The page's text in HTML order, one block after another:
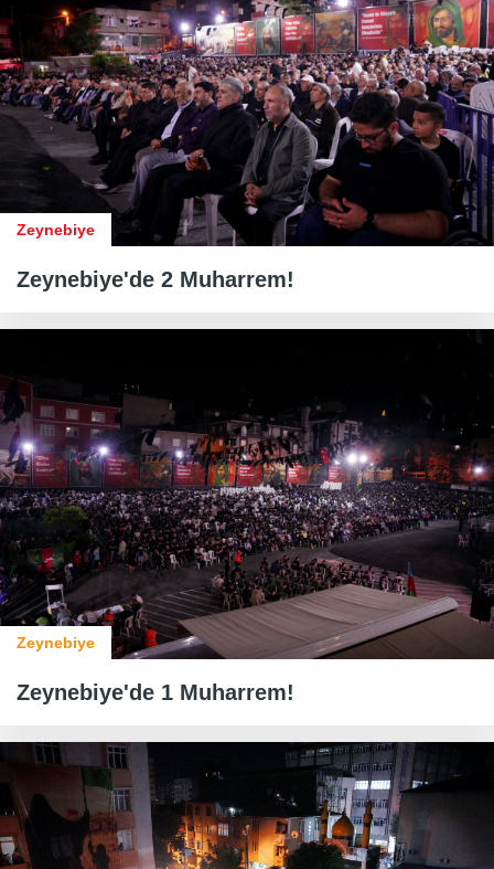
Zeynebiye
Zeynebiye'de 2 Muharrem!
Zeynebiye
Zeynebiye'de 1 Muharrem!